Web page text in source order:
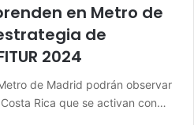
en Metro de
de
2024
de Madrid podrán observar
Rica que se activan con…